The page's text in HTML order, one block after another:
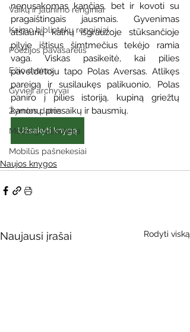
Vaikų ir jaunimo renginiai
Kaimo bibliotekų renginiai
Poezijos pavasarėlis
Ežio dvaras
Gyvieji archyvai
Žymios datos
Mobilioji biblioteka
Mobilūs pašnekesiai
nenusakomas kančias, bet ir kovoti su
pragaištingais jausmais. Gyvenimas
atšiaurių kalnų išgraužoje stūksančioje
pilyje ištisus šimtmečius tekėjo ramia
vaga. Viskas pasikeitė, kai pilies
paveldėtoju tapo Polas Aversas. Atlikęs
pareigą ir susilaukęs palikuonio, Polas
paniro į pilies istoriją, kupiną griežtų
kanonų, priesaikų ir bausmių.
Užsakyti knygą
Naujos knygos
Naujausi įrašai Rodyti viską